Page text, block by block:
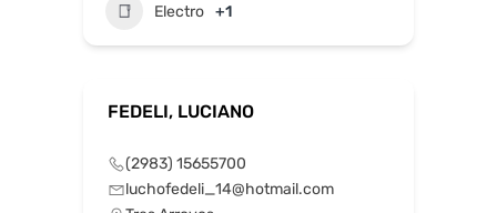
Electro +1
FEDELI, LUCIANO
(2983) 15655700
luchofedeli_14@hotmail.com